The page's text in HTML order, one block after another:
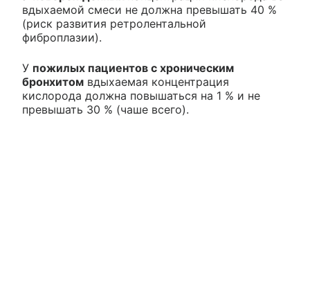
вдыхаемой смеси не должна превышать 40 %
(риск развития ретролентальной
фиброплазии).
У пожилых пациентов с хроническим
бронхитом вдыхаемая концентрация
кислорода должна повышаться на 1 % и не
превышать 30 % (чаше всего).